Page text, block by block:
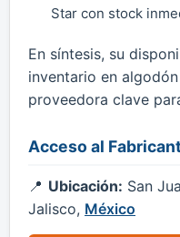
Star con stock
En síntesis, su
inventario en
proveedora clave
Acceso al
Ubicación: San
Jalisco, México